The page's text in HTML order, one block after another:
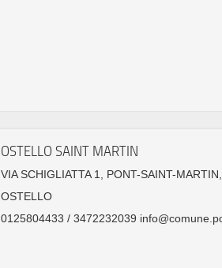
OSTELLO SAINT MARTIN
VIA SCHIGLIATTA 1, PONT-SAINT-
OSTELLO
0125804433 / 3472232039